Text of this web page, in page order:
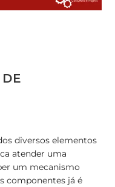
diversos elementos
atender uma
um mecanismo
componentes já é